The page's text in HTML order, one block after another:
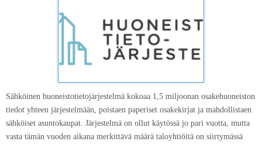
Sähköinen huoneistotietojärjestelmä kokoaa 1,5 miljoonan osakehuoneiston
tiedot yhteen järjestelmään, poistaen paperiset osakekirjat ja mahdollistaen
sähköiset asuntokaupat. Järjestelmä on ollut käytössä jo pari vuotta, mutta
vasta tämän vuoden aikana merkittävä määrä taloyhtiöitä on siirtymässä